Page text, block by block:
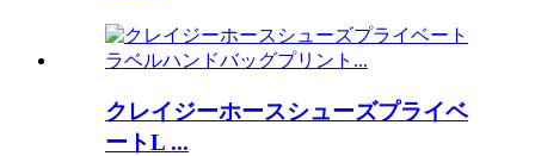
クレイジーホースシューズプライベ
ートL ...